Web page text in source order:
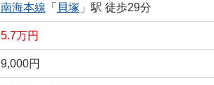
南海本線 「 貝塚 」駅 徒歩29分
5.7万円
9,000円